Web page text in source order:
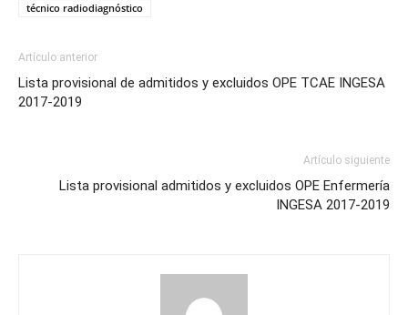
técnico radiodiagnóstico
Artículo anterior
Lista provisional de admitidos y excluidos OPE TCAE INGESA
2017-2019
Artículo siguiente
Lista provisional admitidos y excluidos OPE Enfermería
INGESA 2017-2019